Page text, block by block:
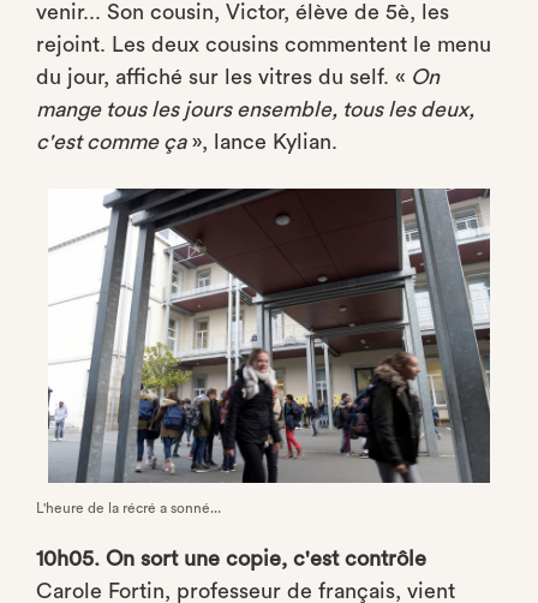
venir... Son cousin, Victor, élève de 5è, les
rejoint. Les deux cousins commentent le menu
du jour, affiché sur les vitres du self. « On
mange tous les jours ensemble, tous les deux,
c'est comme ça», lance Kylian.
L'heure de la récré a sonné...
10h05. On sort une copie, c'est contrôle
Carole Fortin, professeur de français, vient